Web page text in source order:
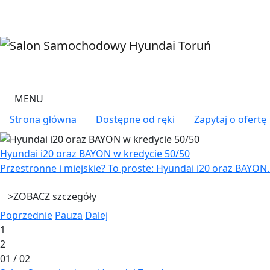
MENU
Menu right
Strona główna Dostępne od ręki Zapytaj o ofertę
Hyundai i20 oraz BAYON w kredycie 50/50
Przestronne i miejskie? To proste: Hyundai i20 oraz
>ZOBACZ szczegóły
Poprzednie Pauza Dalej
1
2
01 /02